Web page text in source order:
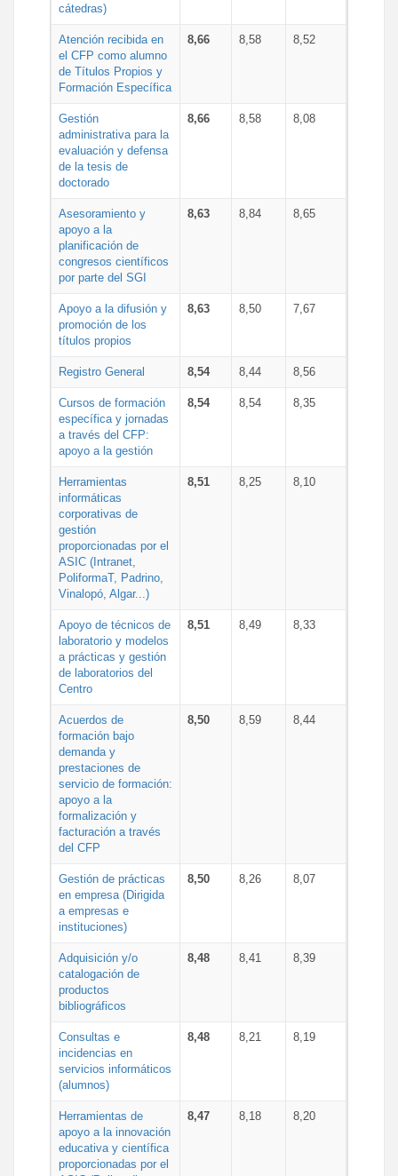
cátedras)
Atención recibida en
el CFP como alumno
de Títulos Propios y
Formación Específica
8,66 8,58 8,52
Gestión
administrativa para la
evaluación y defensa
de la tesis de
doctorado
8,66 8,58 8,08
Asesoramiento y
apoyo a la
planificación de
congresos científicos
por parte del SGI
8,63 8,84 8,65
Apoyo a la difusión y
promoción de los
títulos propios
8,63 8,50 7,67
Registro General 8,54 8,44 8,56
Cursos de formación
específica y jornadas
a través del CFP:
apoyo a la gestión
8,54 8,54 8,35
Herramientas
informáticas
corporativas de
gestión
proporcionadas por el
ASIC (Intranet,
PoliformaT, Padrino,
Vinalopó, Algar...)
8,51 8,25 8,10
Apoyo de técnicos de
laboratorio y modelos
a prácticas y gestión
de laboratorios del
Centro
8,51 8,49 8,33
Acuerdos de
formación bajo
demanda y
prestaciones de
servicio de formación:
apoyo a la
formalización y
facturación a través
del CFP
8,50 8,59 8,44
Gestión de prácticas
en empresa (Dirigida
a empresas e
instituciones)
8,50 8,26 8,07
Adquisición y/o
catalogación de
productos
bibliográficos
8,48 8,41 8,39
Consultas e
incidencias en
servicios informáticos
(alumnos)
8,48 8,21 8,19
Herramientas de
apoyo a la innovación
educativa y científica
proporcionadas por el
8,47 8,18 8,20